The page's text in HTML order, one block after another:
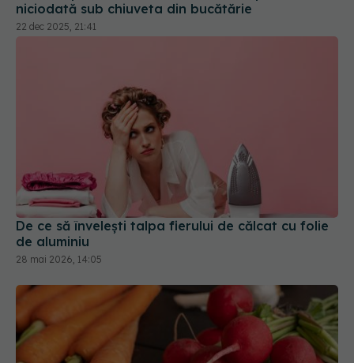
De ce să învelești talpa fierului de călcat cu folie
de aluminiu
28 mai 2026, 14:05